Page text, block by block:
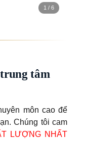
1 / 6
tâm
môn cao để
Chúng tôi cam
LƯỢNG NHẤT